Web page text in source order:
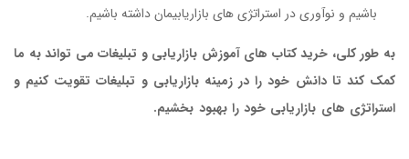
باشیم و نوآوری در استراتژی های بازاریابیمان داشته باشیم.
به طور کلی، خرید کتاب های آموزش بازاریابی و تبلیغات می تواند به ما
کمک کند تا دانش خود را در زمینه بازاریابی و تبلیغات تقویت کنیم و
استراتژی های بازاریابی خود را بهبود بخشیم.